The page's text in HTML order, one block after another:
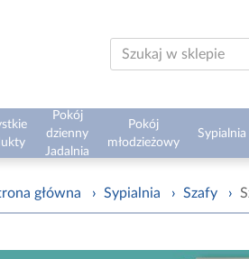
Pokój
dzienny
Jadalnia
Pokój
młodzieżowy
Sypialnia
główna › Sypialnia › Szafy ›